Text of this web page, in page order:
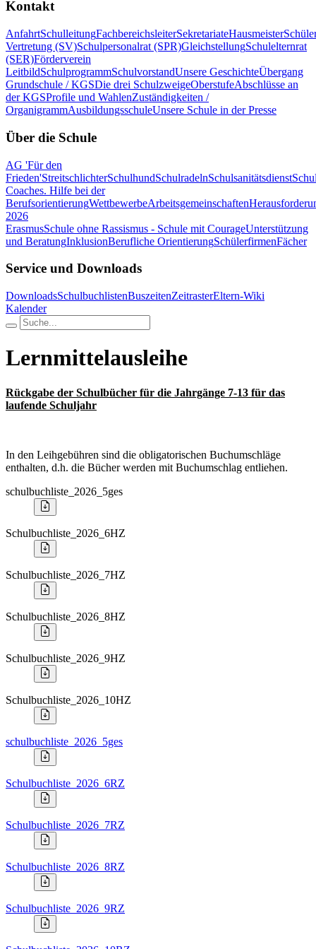
Kontakt
AnfahrtSchulleitungFachbereichsleiterSekretariateHausmeister
Vertretung (SV)Schulpersonalrat (SPR)GleichstellungSchulelternrat
(SER)Förderverein
LeitbildSchulprogrammSchulvorstandUnsere GeschichteÜbergang
Grundschule / KGSDie drei SchulzweigeOberstufeAbschlüsse an
der KGSProfile und WahlenZuständigkeiten /
OrganigrammAusbildungsschuleUnsere Schule in der Presse
Über die Schule
AG 'Für den
Frieden'StreitschlichterSchulhundSchulradelnSchulsanitätsdienst
Coaches. Hilfe bei der
BerufsorientierungWettbewerbeArbeitsgemeinschaften
2026
ErasmusSchule ohne Rassismus - Schule mit CourageUnterstützung
und BeratungInklusionBerufliche OrientierungSchülerfirmenFächer
Service und Downloads
DownloadsSchulbuchlistenBuszeitenZeitrasterEltern-Wiki
Kalender
Lernmittelausleihe
Rückgabe der Schulbücher für die Jahrgänge 7-13 für das
laufende Schuljahr
In den Leihgebühren sind die obligatorischen Buchumschläge
enthalten, d.h. die Bücher werden mit Buchumschlag entliehen.
schulbuchliste_2026_5ges
Schulbuchliste_2026_6HZ
Schulbuchliste_2026_7HZ
Schulbuchliste_2026_8HZ
Schulbuchliste_2026_9HZ
Schulbuchliste_2026_10HZ
schulbuchliste_2026_5ges
Schulbuchliste_2026_6RZ
Schulbuchliste_2026_7RZ
Schulbuchliste_2026_8RZ
Schulbuchliste_2026_9RZ